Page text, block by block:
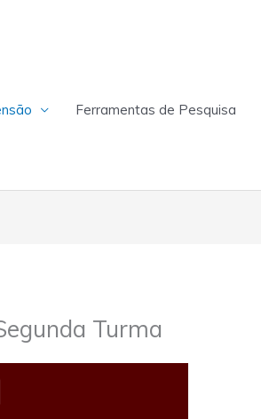
Ferramentas de Pesquisa
Turma